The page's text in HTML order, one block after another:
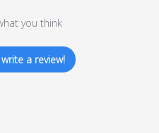
you think
a review!